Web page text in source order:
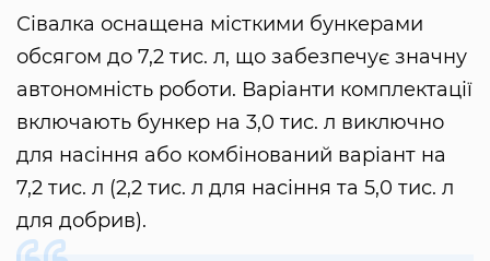
Сівалка оснащена місткими бункерами
обсягом до 7,2 тис. л, що забезпечує значну
автономність роботи. Варіанти комплектації
включають бункер на 3,0 тис. л виключно
для насіння або комбінований варіант на
7,2 тис. л (2,2 тис. л для насіння та 5,0 тис. л
для добрив).